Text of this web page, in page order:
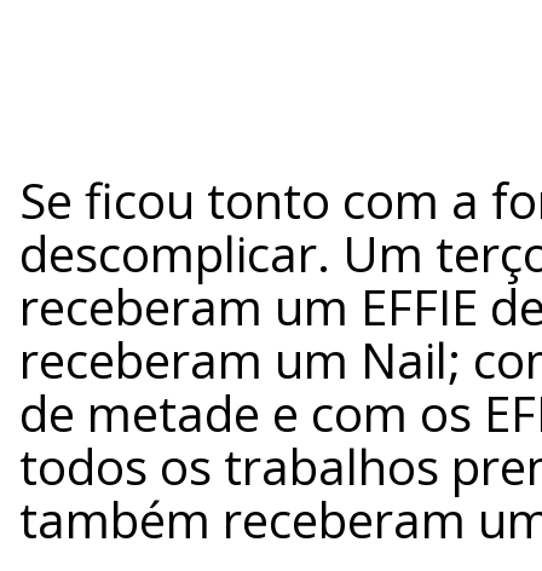
Se ficou tonto com a
descomplicar. Um
receberam um EFFIE
receberam um Nail;
de metade e com os
todos os trabalhos
também receberam